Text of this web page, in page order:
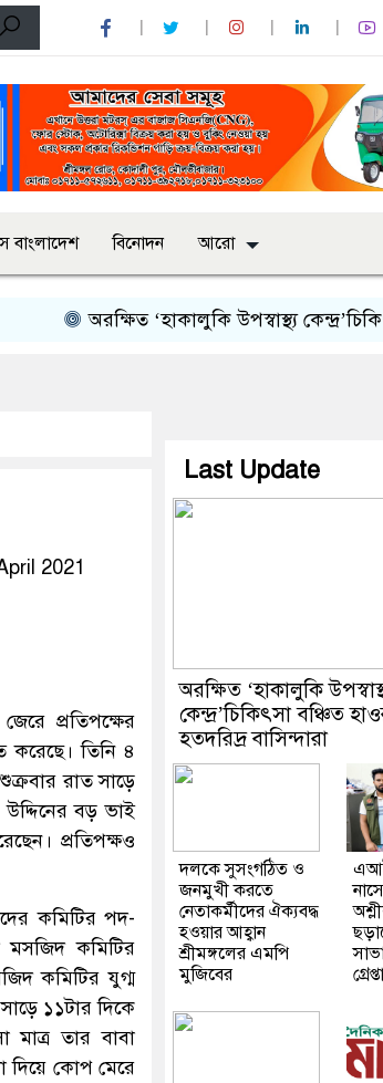
বাংলাদেশ বিনোদন আরো
অরক্ষিত ‘হাকালুকি উপস্বাস্থ্য
2021
প্রতিপক্ষের
করেছে। তিনি ৪
রাত সাড়ে
বড় ভাই
প্রতিপক্ষও
কমিটির পদ-
মসজিদ কমিটির
কমিটির যুগ্ম
১১টার দিকে
মাত্র তার বাবা
দিয়ে কোপ মেরে
Last Update
অরক্ষিত ‘হাকালুকি
কেন্দ্র’চিকিৎসা বঞ্চিত
হতদরিদ্র বাসিন্দারা
দলকে সুসংগঠিত ও
জনমুখী করতে
নেতাকর্মীদের ঐক্যবদ্ধ
হওয়ার আহ্বান
শ্রীমঙ্গলের এমপি
মুজিবের